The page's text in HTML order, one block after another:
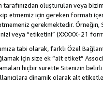
oluşturulan veya
etmemiz için gereken formatı
gerekmektedir. Örneğin,
veya “etiketini” (XXXXX-21
tabi olarak, farklı Özel
için size ek “alt etiket”
hiçbir surette Sitenizin belirli
dinamik olarak alt